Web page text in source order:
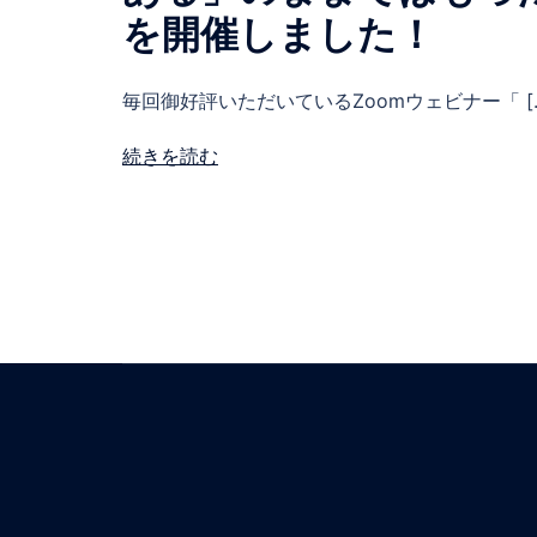
を開催しました！
毎回御好評いただいているZoomウェビナー「
続きを読む